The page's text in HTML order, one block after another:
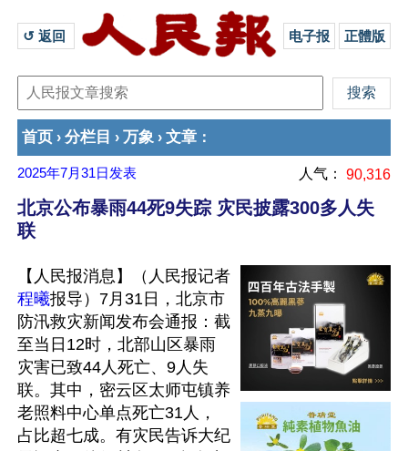
↺ 返回 电子报 正體版
首页 › 分栏目 › 万象 › 文章 ：
2025年7月31日 发表 人气： 90,316
北京公布暴雨44死9失踪 灾民披露300多人失
联
【人民报消息】（人民报记者
程曦报导）7月31日，北京市
防汛救灾新闻发布会通报：截
至当日12时，北部山区暴雨
灾害已致44人死亡、9人失
联。其中，密云区太师屯镇养
老照料中心单点死亡31人，
占比超七成。有灾民告诉大纪